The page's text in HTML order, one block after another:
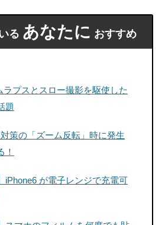
る あなたに おすすめ
ラプスとスロー撮影を駆使した
題
対策の「ズーム反転」時に発生
！
iPhone6 が電子レンジで充電可